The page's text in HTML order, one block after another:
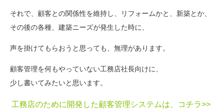
それで、顧客との関係性を維持し、リフォームかと、新築とか、
その後の各種、建築ニーズが発生した時に、
声を掛けてもらおうと思っても、無理があります。
顧客管理を何もやっていない工務店社長向けに、
少し書いてみたいと思います。
工務店のために開発した顧客管理システムは、コチラ>>